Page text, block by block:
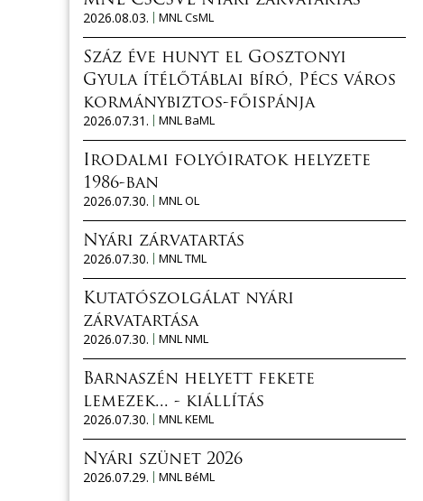
2026.08.03.
MNL CsML
Száz éve hunyt el Gosztonyi
Gyula ítélőtáblai bíró, Pécs város
kormánybiztos-főispánja
2026.07.31.
MNL BaML
Irodalmi folyóiratok helyzete
1986-ban
2026.07.30.
MNL OL
Nyári zárvatartás
2026.07.30.
MNL TML
Kutatószolgálat nyári
zárvatartása
2026.07.30.
MNL NML
Barnaszén helyett fekete
lemezek... - kiállítás
2026.07.30.
MNL KEML
Nyári szünet 2026
2026.07.29.
MNL BéML